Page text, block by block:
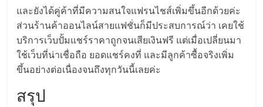
ไชส์
แฟ
รน
ไชส์
ขาย
บ้าน
และยังได้คู่ค้าที่มีความสนใจแฟรนไชส์เพิ่มขึ้นอีกด้วยค่ะ
ส่วนร้านค้าออนไลน์สายแฟชั่นก็มีประสบการณ์ว่า เคยใช้
บริการเว็บปั้มแชร์ราคาถูกจนเสียเงินฟรี แต่เมื่อเปลี่ยนมา
ใช้เว็บที่น่าเชื่อถือ ยอดแชร์คงที่ และมีลูกค้าซื้อจริงเพิ่ม
ขึ้นอย่างต่อเนื่องจนถึงทุกวันนี้เลยค่ะ
สรุป